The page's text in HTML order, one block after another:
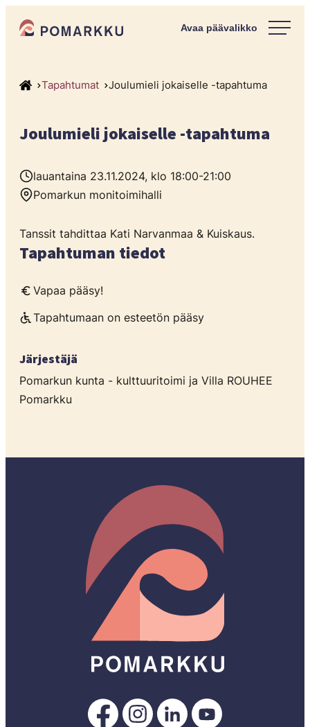
Siirry
suoraan
Pomarkun kunta
sinulle.Tapahtumat Joulumieli jokaiselle -tapahtuma
Joulumieli jokaiselle -tapahtuma
lauantaina 23.11.2024, klo 18:00-21:00
Pomarkun monitoimihalli
Tanssit tahdittaa Kati Narvanmaa & Kuiskaus.
Tapahtuman tiedot
Vapaa pääsy!
Tapahtumaan on esteetön pääsy
Järjestäjä
Pomarkun kunta - kulttuuritoimi ja Villa ROUHEE
Pomarkku
Pomarkku
Facebookissa
Pomarkku
Instagramissa
Pomarkku
LinkedInissä